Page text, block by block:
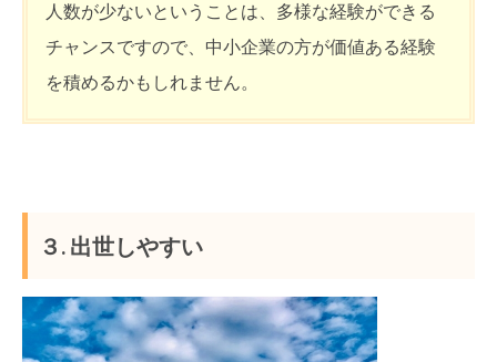
人数が少ないということは、多様な経験ができる
チャンスですので、中小企業の方が価値ある経験
を積めるかもしれません。
３. 出世しやすい